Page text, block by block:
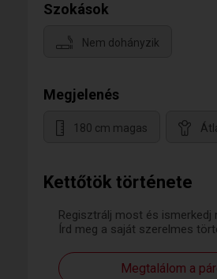
Kettőtök története
Regisztrálj most és ismerkedj
Írd meg a saját szerelmes
Megtalálom a
Szokások
Nem dohányzik
Megjelenés
180 cm magas